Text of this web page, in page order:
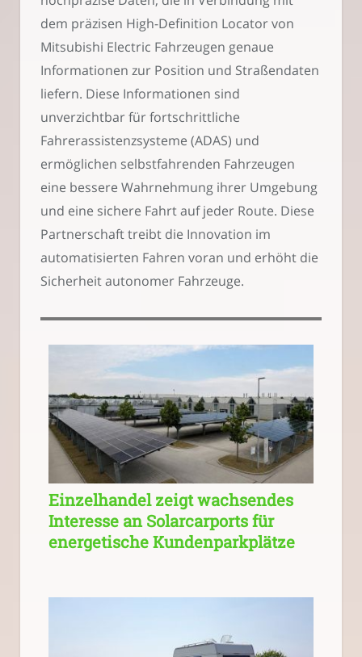
dem präzisen High-Definition Locator von
Mitsubishi Electric Fahrzeugen genaue
Informationen zur Position und Straßendaten
liefern. Diese Informationen sind
unverzichtbar für fortschrittliche
Fahrerassistenzsysteme (ADAS) und
ermöglichen selbstfahrenden Fahrzeugen
eine bessere Wahrnehmung ihrer Umgebung
und eine sichere Fahrt auf jeder Route. Diese
Partnerschaft treibt die Innovation im
automatisierten Fahren voran und erhöht die
Sicherheit autonomer Fahrzeuge.
Einzelhandel zeigt wachsendes
Interesse an Solarcarports für
energetische Kundenparkplätze